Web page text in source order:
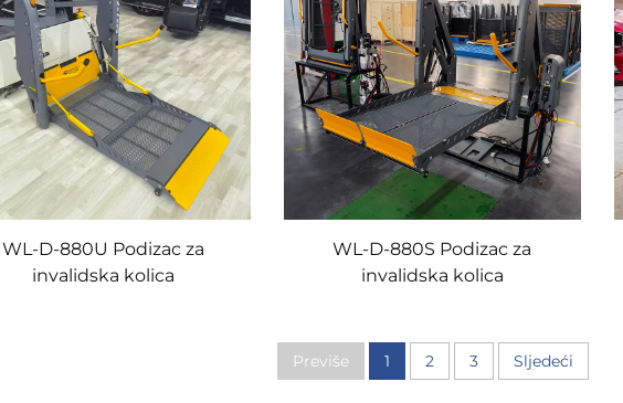
WL-D-880U Podizac za
invalidska kolica
WL-D-880S Podizac za
invalidska kolica
Previše 1 2 3 Sljedeći